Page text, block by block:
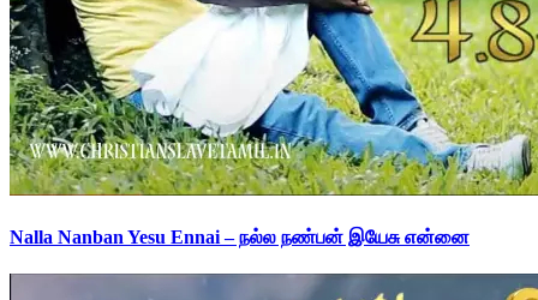
Nalla Nanban Yesu Ennai – நல்ல நண்பன் இயேசு என்னை